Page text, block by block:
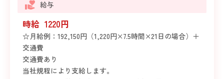
給与
時給 1220円
☆月給例：192,150円（1,220円×7.5時間×21日の場合）＋
交通費
交通費あり
当社規程により支給します。